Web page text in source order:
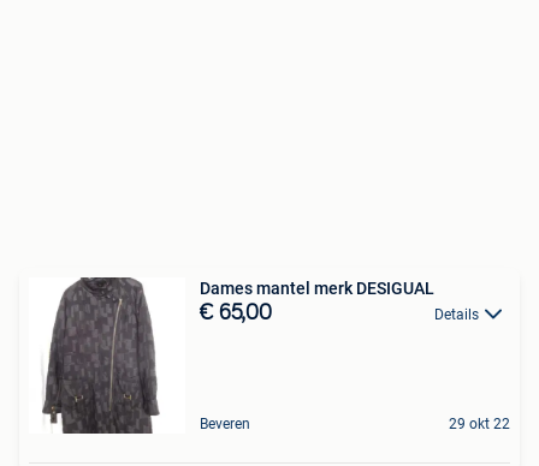
Dames mantel merk DESIGUAL
€ 65,00 Details
Beveren 29 okt 22